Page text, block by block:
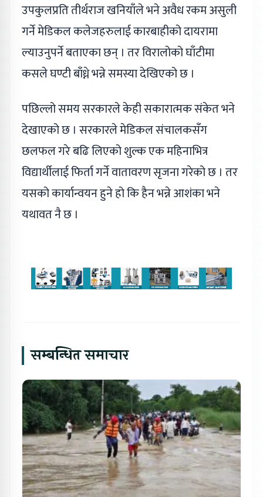
उपकुलप्रति तीर्थराज खनियाँले भने अवैध रकम असुली
गर्ने मेडिकल कलेजहरुलाई कारबाहीको दायरामा
ल्याउनुपर्ने बताएका छन् । तर विरालोको घाँटीमा
कसले घण्टी बाँध्ने भन्ने समस्या देखिएको छ ।
पछिल्लो समय सरकारले केही सकारात्मक संकेत भने
देखाएको छ । सरकारले मेडिकल संचालकसँग
छलफल गरे बढि लिएको शुल्क एक महिनाभित्र
विद्यार्थीलाई फिर्ता गर्ने वातावरण सृजना गरेको छ । तर
यसको कार्यान्वयन हुने हो कि हैन भन्ने आशंका भने
यथावत नै छ ।
सम्बन्धित समाचार